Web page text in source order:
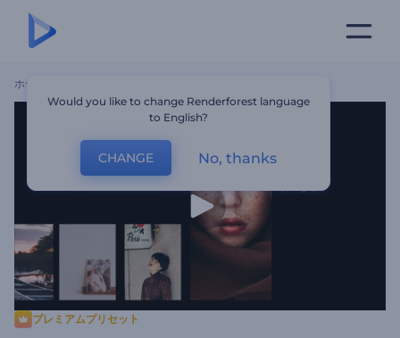
ホーム
プレミアムプリセット
Would you like to change Renderforest language
to English?
CHANGE No, thanks